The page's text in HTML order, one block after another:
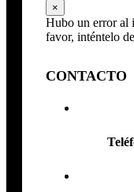
×
Hubo un error al
favor, inténtelo
CONTACTO